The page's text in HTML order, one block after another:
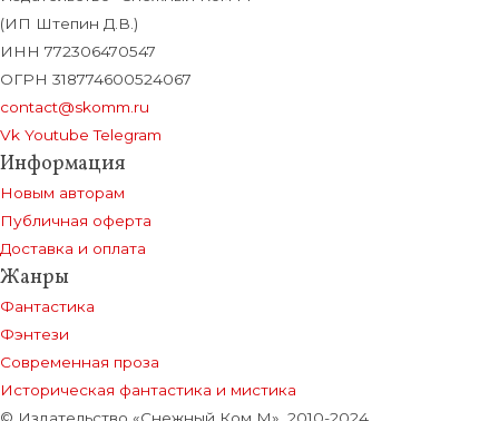
(ИП Штепин Д.В.)
ИНН 772306470547
ОГРН 318774600524067
contact@skomm.ru
Vk Youtube Telegram
Информация
Новым авторам
Публичная оферта
Доставка и оплата
Жанры
Фантастика
Фэнтези
Современная проза
Историческая фантастика и мистика